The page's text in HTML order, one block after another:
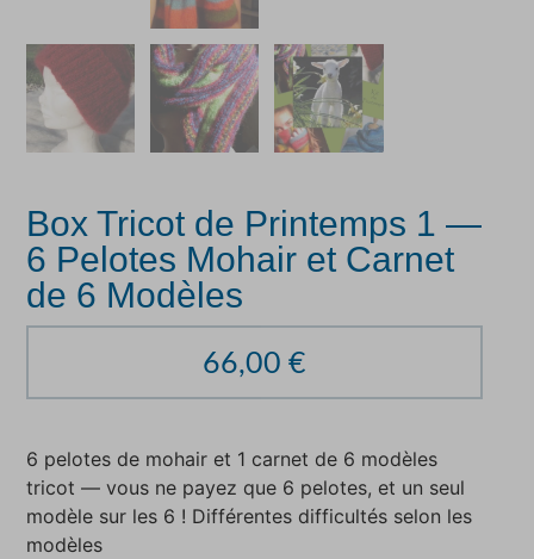
Box Tricot de Printemps 1 —
6 Pelotes Mohair et Carnet
de 6 Modèles
66,00€
6 pelotes de mohair et 1 carnet de 6 modèles
tricot — vous ne payez que 6 pelotes, et un seul
modèle sur les 6 ! Différentes difficultés selon les
modèles